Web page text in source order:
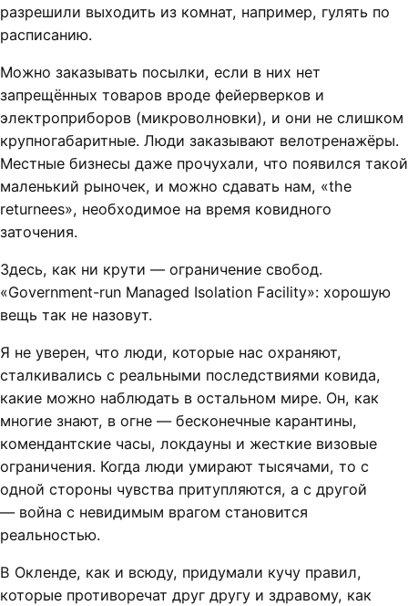
разрешили выходить из комнат, например, гулять по
расписанию.
Можно заказывать посылки, если в них нет
запрещённых товаров вроде фейерверков и
электроприборов (микроволновки), и они не слишком
крупногабаритные. Люди заказывают велотренажёры.
Местные бизнесы даже прочухали, что появился такой
маленький рыночек, и можно сдавать нам, «the
returnees», необходимое на время ковидного
заточения.
Здесь, как ни крути — ограничение свобод.
«Government-run Managed Isolation Facility»: хорошую
вещь так не назовут.
Я не уверен, что люди, которые нас охраняют,
сталкивались с реальными последствиями ковида,
какие можно наблюдать в остальном мире. Он, как
многие знают, в огне — бесконечные карантины,
комендантские часы, локдауны и жесткие визовые
ограничения. Когда люди умирают тысячами, то с
одной стороны чувства притупляются, а с другой
— война с невидимым врагом становится
реальностью.
В Окленде, как и всюду, придумали кучу правил,
которые противоречат друг другу и здравому, как